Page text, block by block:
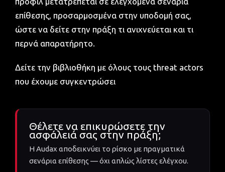
επίθεσης, προσαρμοσμένα στην υποδομή σας,
ώστε να δείτε στην πράξη τι ανιχνεύεται και τι
περνά απαρατήρητο.
Δείτε την βιβλιοθήκη με όλους τους threat actors
που έχουμε συγκεντρώσει
Θέλετε να επικυρώσετε την
ασφάλειά σας στην πράξη;
Η Audax αποδεικνύει το ρίσκο με πραγματικά
σενάρια επίθεσης — όχι απλώς λίστες ελέγχου.